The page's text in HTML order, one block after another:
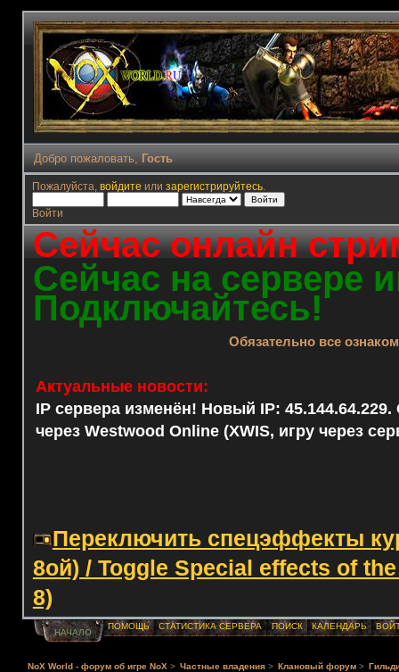
Добро пожаловать, Гость
Пожалуйста, войдите или зарегистрируйтесь.
Войти
Сейчас онлайн
Сейчас на сервере
Подключайтесь!
Обязательно все
Актуальные новости:
IP сервера изменён! Новый IP: 45.144.64.229.
через Westwood Online (XWIS, игру через
Переключить спецэффекты
8ой) / Toggle Special effects of
8)
НАЧАЛО
ПОМОЩЬ СТАТИСТИКА СЕРВЕРА ПОИСК КАЛЕНДАРЬ
NoX World - форум об игре NoX > Частные владения > Клановый форум >